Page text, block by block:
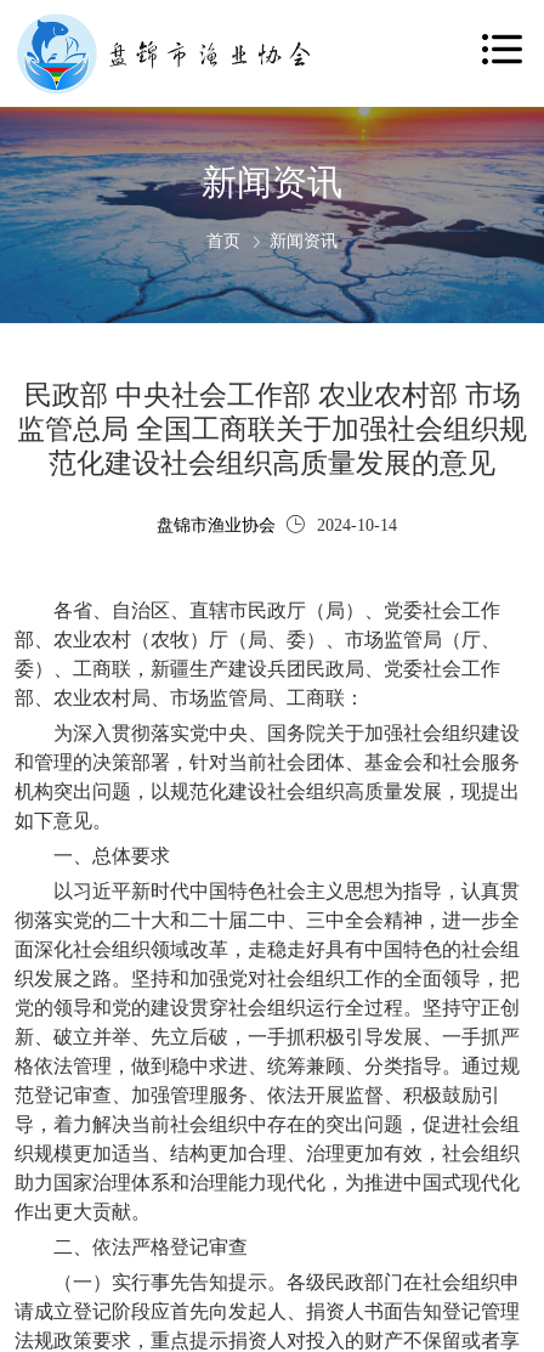
新闻资讯
首页 新闻资讯
民政部 中央社会工作部 农业农村部 市场
监管总局 全国工商联关于加强社会组织规
范化建设社会组织高质量发展的意见
盘锦市渔业协会 2024-10-14
各省、自治区、直辖市民政厅（局）、党委社会工作
部、农业农村（农牧）厅（局、委）、市场监管局（厅、
委）、工商联，新疆生产建设兵团民政局、党委社会工作
部、农业农村局、市场监管局、工商联：
为深入贯彻落实党中央、国务院关于加强社会组织建设
和管理的决策部署，针对当前社会团体、基金会和社会服务
机构突出问题，以规范化建设社会组织高质量发展，现提出
如下意见。
一、总体要求
以习近平新时代中国特色社会主义思想为指导，认真贯
彻落实党的二十大和二十届二中、三中全会精神，进一步全
面深化社会组织领域改革，走稳走好具有中国特色的社会组
织发展之路。坚持和加强党对社会组织工作的全面领导，把
党的领导和党的建设贯穿社会组织运行全过程。坚持守正创
新、破立并举、先立后破，一手抓积极引导发展、一手抓严
格依法管理，做到稳中求进、统筹兼顾、分类指导。通过规
范登记审查、加强管理服务、依法开展监督、积极鼓励引
导，着力解决当前社会组织中存在的突出问题，促进社会组
织规模更加适当、结构更加合理、治理更加有效，社会组织
助力国家治理体系和治理能力现代化，为推进中国式现代化
作出更大贡献。
二、依法严格登记审查
（一）实行事先告知提示。各级民政部门在社会组织申
请成立登记阶段应首先向发起人、捐资人书面告知登记管理
法规政策要求，重点提示捐资人对投入的财产不保留或者享